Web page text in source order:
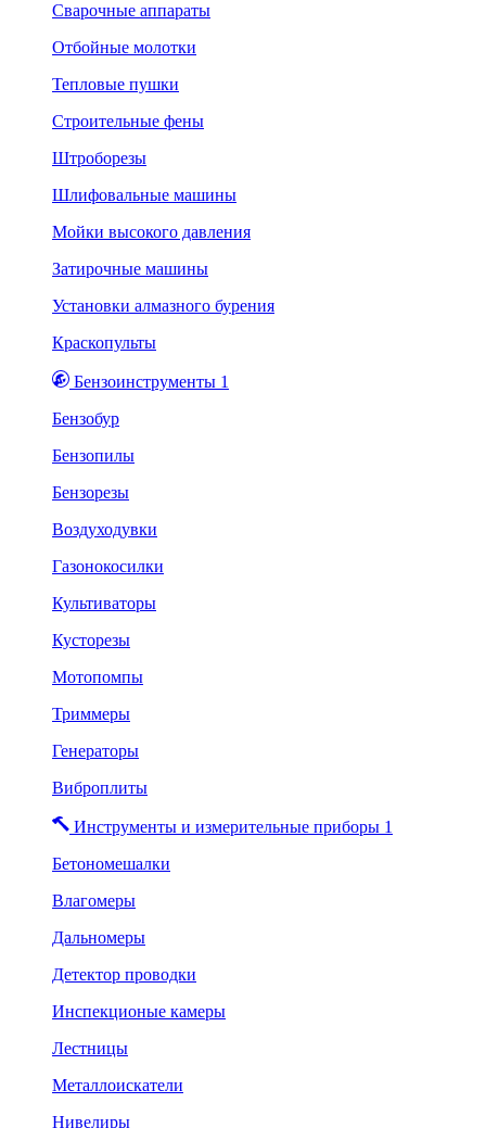
Сварочные аппараты
Отбойные молотки
Тепловые пушки
Строительные фены
Штроборезы
Шлифовальные машины
Мойки высокого давления
Затирочные машины
Установки алмазного бурения
Краскопульты
Бензоинструменты 1
Бензобур
Бензопилы
Бензорезы
Воздуходувки
Газонокосилки
Культиваторы
Кусторезы
Мотопомпы
Триммеры
Генераторы
Виброплиты
Инструменты и измерительные приборы 1
Бетономешалки
Влагомеры
Дальномеры
Детектор проводки
Инспекционые камеры
Лестницы
Металлоискатели
Нивелиры